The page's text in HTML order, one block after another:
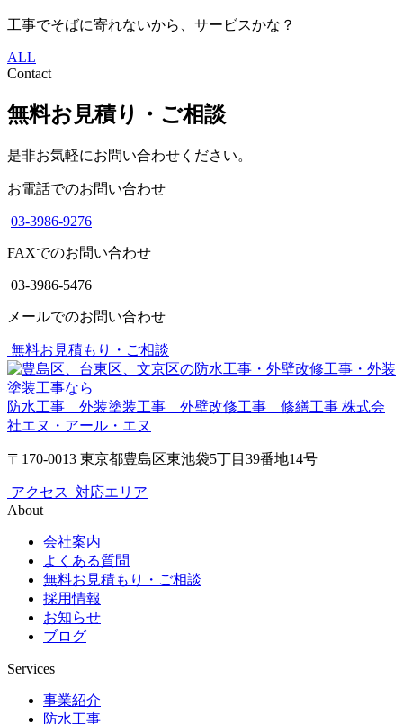
工事でそばに寄れないから、サービスかな？
ALL
Contact
無料お見積り・ご相談
是非お気軽にお問い合わせください。
お電話でのお問い合わせ
03-3986-9276
FAXでのお問い合わせ
03-3986-5476
メールでのお問い合わせ
無料お見積もり・ご相談
防水工事 外装塗装工事 外壁改修工事 修繕工事 株式会
社エヌ・アール・エヌ
〒170-0013 東京都豊島区東池袋5丁目39番地14号
アクセス 対応エリア
About
会社案内
よくある質問
無料お見積もり・ご相談
採用情報
お知らせ
ブログ
Services
事業紹介
防水工事